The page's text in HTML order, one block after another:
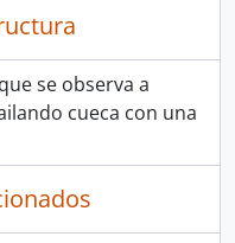
se observa a
cueca con una